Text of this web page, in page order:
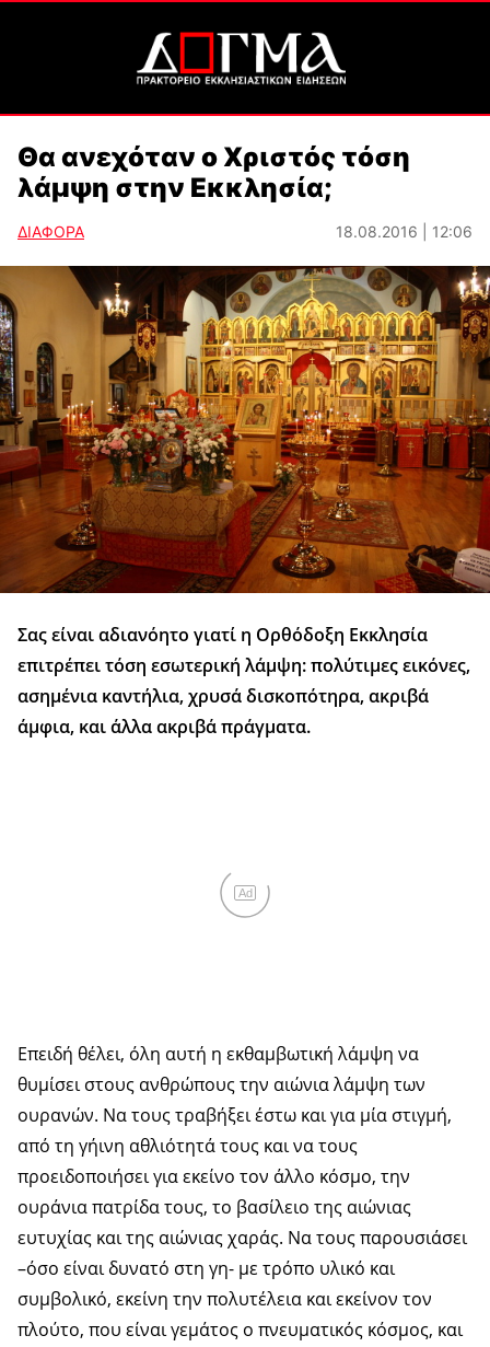
Θα ανεχόταν ο Χριστός τόση
λάμψη στην Εκκλησία;
ΔΙΑΦΟΡΑ 18.08.2016 | 12:06
Σας είναι αδιανόητο γιατί η Ορθόδοξη Εκκλησία
επιτρέπει τόση εσωτερική λάμψη: πολύτιμες εικόνες,
ασημένια καντήλια, χρυσά δισκοπότηρα, ακριβά
άμφια, και άλλα ακριβά πράγματα.
Ad
Επειδή θέλει, όλη αυτή η εκθαμβωτική λάμψη να
θυμίσει στους ανθρώπους την αιώνια λάμψη των
ουρανών. Να τους τραβήξει έστω και για μία στιγμή,
από τη γήινη αθλιότητά τους και να τους
προειδοποιήσει για εκείνο τον άλλο κόσμο, την
ουράνια πατρίδα τους, το βασίλειο της αιώνιας
ευτυχίας και της αιώνιας χαράς. Να τους παρουσιάσει
–όσο είναι δυνατό στη γη- με τρόπο υλικό και
συμβολικό, εκείνη την πολυτέλεια και εκείνον τον
πλούτο, που είναι γεμάτος ο πνευματικός κόσμος, και